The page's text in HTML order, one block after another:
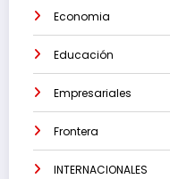
Economia
Educación
Empresariales
Frontera
INTERNACIONALES